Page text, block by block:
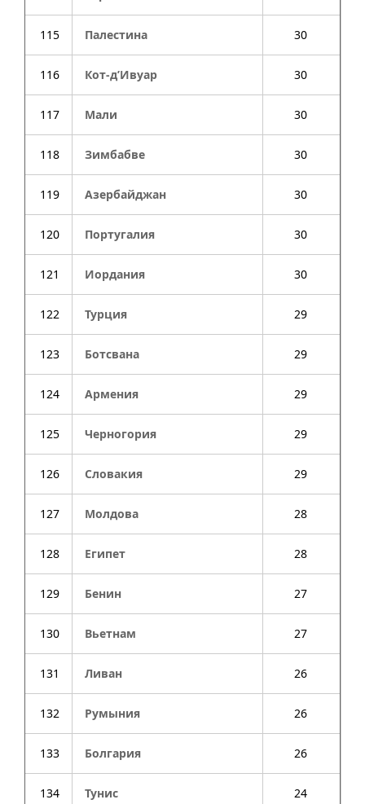
115 Палестина 30
116 Кот-д’Ивуар 30
117 Мали 30
118 Зимбабве 30
119 Азербайджан 30
120 Португалия 30
121 Иордания 30
122 Турция 29
123 Ботсвана 29
124 Армения 29
125 Черногория 29
126 Словакия 29
127 Молдова 28
128 Египет 28
129 Бенин 27
130 Вьетнам 27
131 Ливан 26
132 Румыния 26
133 Болгария 26
134 Тунис 24